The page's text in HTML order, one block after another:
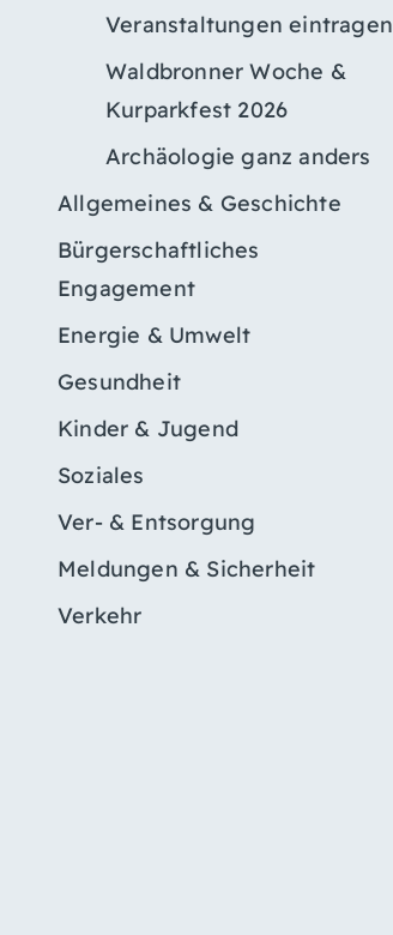
Veranstaltungen eintragen
Waldbronner Woche &
Kurparkfest 2026
Archäologie ganz anders
Allgemeines & Geschichte
Bürgerschaftliches
Engagement
Energie & Umwelt
Gesundheit
Kinder & Jugend
Soziales
Ver- & Entsorgung
Meldungen & Sicherheit
Verkehr